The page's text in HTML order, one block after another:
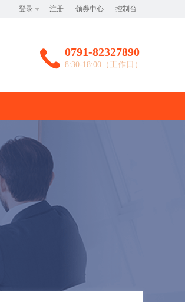
登录 注册 领券中心 控制台
0791-82327890
8:30-18:00（工作日）